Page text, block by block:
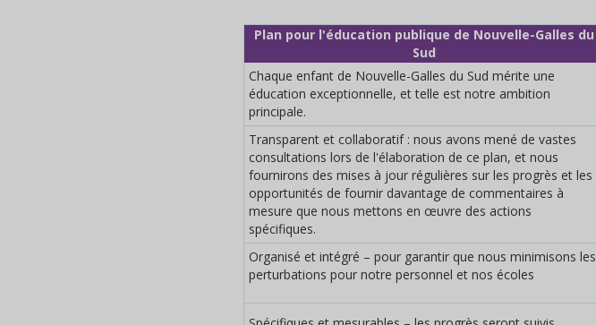
Plan pour l'éducation publique de Nouvelle-Galles du
Sud
Chaque enfant de Nouvelle-Galles du Sud mérite une
éducation exceptionnelle, et telle est notre ambition
principale.
Transparent et collaboratif : nous avons mené de vastes
consultations lors de l'élaboration de ce plan, et nous
fournirons des mises à jour régulières sur les progrès et les
opportunités de fournir davantage de commentaires à
mesure que nous mettons en œuvre des actions
spécifiques.
Organisé et intégré – pour garantir que nous minimisons les
perturbations pour notre personnel et nos écoles